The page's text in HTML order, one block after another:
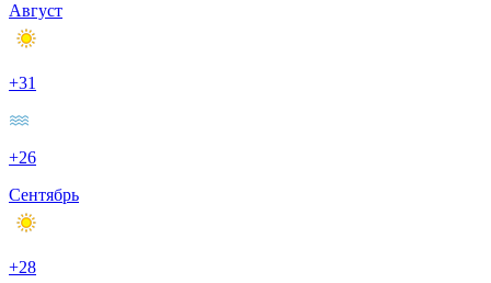
Август
+31
+26
Сентябрь
+28